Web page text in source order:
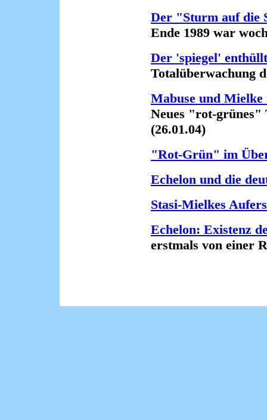
Der "Sturm auf die
Ende 1989 war
Der 'spiegel'
Totalüberwachung
Mabuse und
Neues "rot-grünes"
(26.01.04)
"Rot-Grün" im
Echelon und die
Stasi-Mielkes
Echelon: Existenz
erstmals von einer